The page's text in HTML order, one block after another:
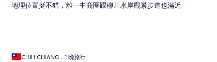
地理位置挺不錯，離一中商圈跟柳川水岸觀景步道也滿近
CHIH CHIANG，1 晚旅行